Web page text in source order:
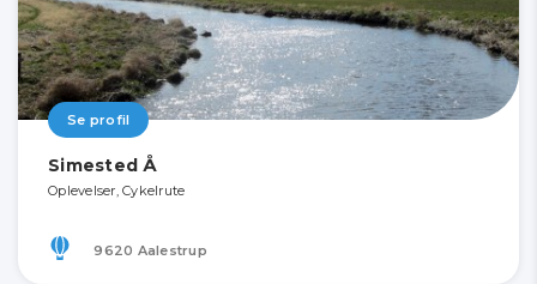
Se profil
Simested Å
Oplevelser, Cykelrute
9620 Aalestrup